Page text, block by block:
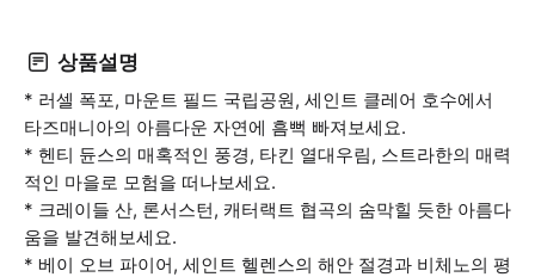
상품설명
* 러셀 폭포, 마운트 필드 국립공원, 세인트 클레어 호수에서
타즈매니아의 아름다운 자연에 흠뻑 빠져보세요.
* 헨티 듄스의 매혹적인 풍경, 타킨 열대우림, 스트라한의 매력
적인 마을로 모험을 떠나보세요.
* 크레이들 산, 론서스턴, 캐터랙트 협곡의 숨막힐 듯한 아름다
움을 발견해보세요.
* 베이 오브 파이어, 세인트 헬렌스의 해안 절경과 비체노의 평